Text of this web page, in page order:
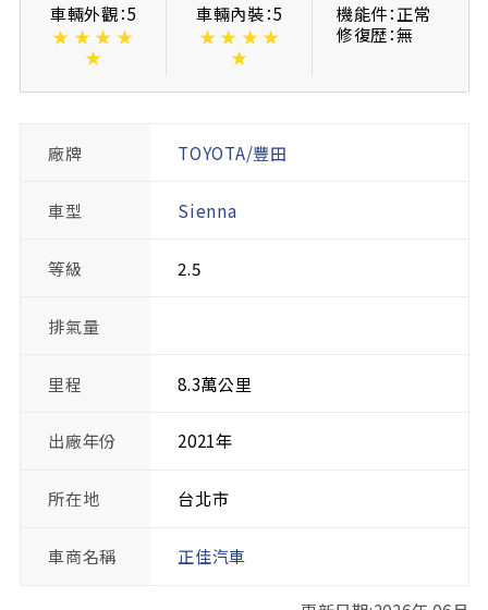
車輛外觀：5
★ ★ ★ ★
★
車輛內裝：5
★ ★ ★ ★
★
機能件：正常
修復歴：無
廠牌 TOYOTA/豐田
車型 Sienna
等級 2.5
排氣量
里程 8.3萬公里
出廠年份 2021年
所在地 台北市
車商名稱 正佳汽車